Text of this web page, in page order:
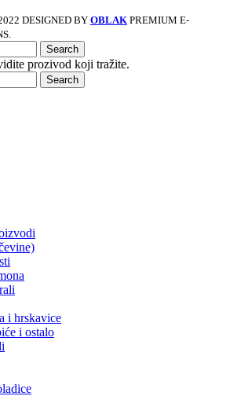
DESIGNED BY OBLAK PREMIUM E-
Search
prozivod koji tražite.
Search
i hrskavice
i ostalo